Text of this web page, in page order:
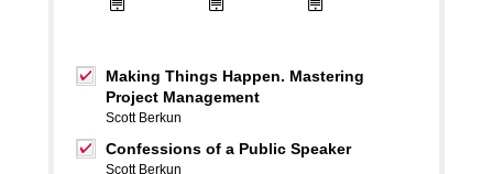
Making Things Happen. Mastering
Project Management
Scott Berkun
Confessions of a Public Speaker
Scott Berkun